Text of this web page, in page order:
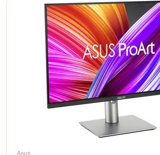
Asus